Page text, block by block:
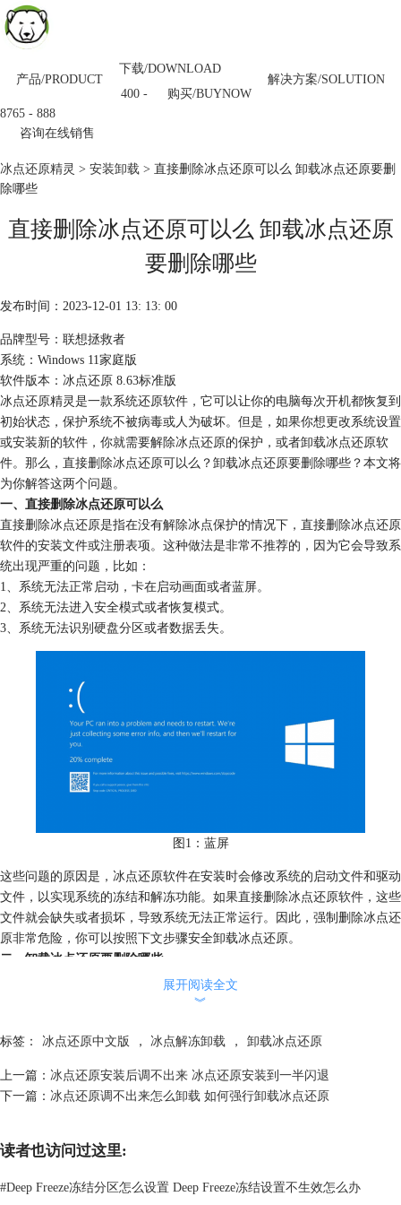
产品/PRODUCT 解决方案/SOLUTION
下载/DOWNLOAD
购买/BUYNOW
400 -
8765 - 888
咨询在线销售
冰点还原精灵 > 安装卸载 > 直接删除冰点还原可以么 卸载冰点还原要删
除哪些
直接删除冰点还原可以么 卸载冰点还原
要删除哪些
发布时间：2023-12-01 13: 13: 00
品牌型号：联想拯救者
系统：Windows 11家庭版
软件版本：冰点还原 8.63标准版
冰点还原精灵是一款系统还原软件，它可以让你的电脑每次开机都恢复到
初始状态，保护系统不被病毒或人为破坏。但是，如果你想更改系统设置
或安装新的软件，你就需要解除冰点还原的保护，或者卸载冰点还原软
件。那么，直接删除冰点还原可以么？卸载冰点还原要删除哪些？本文将
为你解答这两个问题。
一、直接删除冰点还原可以么
直接删除冰点还原是指在没有解除冰点保护的情况下，直接删除冰点还原
软件的安装文件或注册表项。这种做法是非常不推荐的，因为它会导致系
统出现严重的问题，比如：
1、系统无法正常启动，卡在启动画面或者蓝屏。
2、系统无法进入安全模式或者恢复模式。
3、系统无法识别硬盘分区或者数据丢失。
图1：蓝屏
这些问题的原因是，冰点还原软件在安装时会修改系统的启动文件和驱动
文件，以实现系统的冻结和解冻功能。如果直接删除冰点还原软件，这些
文件就会缺失或者损坏，导致系统无法正常运行。因此，强制删除冰点还
原非常危险，你可以按照下文步骤安全卸载冰点还原。
二、卸载冰点还原要删除哪些
卸载冰点还原是指在正确解除冰点保护的情况下，使用官方提供的方法或
者工具来完全卸载冰点还原软件。这种做法是安全和有效的，它可以让你
原要删除哪些呢？一般来说，有以下几个步骤：
你需要先进入冰点还原软件的界面，输入密码，然后选择启动后
点击应用并重启。这样，你的电脑就会重启后进入解冻状态，任务栏右下
展开阅读全文
︾
标签： 冰点还原中文版 ， 冰点解冻卸载 ， 卸载冰点还原
上一篇： 冰点还原安装后调不出来 冰点还原安装到一半闪退
下一篇： 冰点还原调不出来怎么卸载 如何强行卸载冰点还原
读者也访问过这里:
#Deep Freeze冻结分区怎么设置 Deep Freeze冻结设置不生效怎么办